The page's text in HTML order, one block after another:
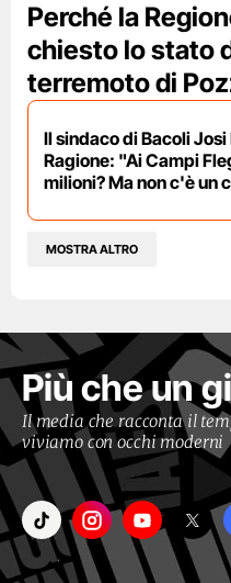
Perché la
chiesto lo stato
terremoto di
Il sindaco di Bacoli Josi
Ragione: "Ai Campi
milioni? Ma non c'è un
MOSTRA ALTRO
Più che un
Il media che racconta il
viviamo con occhi moderni